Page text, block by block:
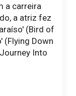
a carreira
a atriz fez
(Bird of
(Flying Down
Into